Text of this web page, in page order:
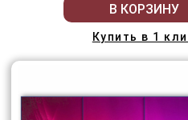
В КОРЗИНУ
Купить в 1